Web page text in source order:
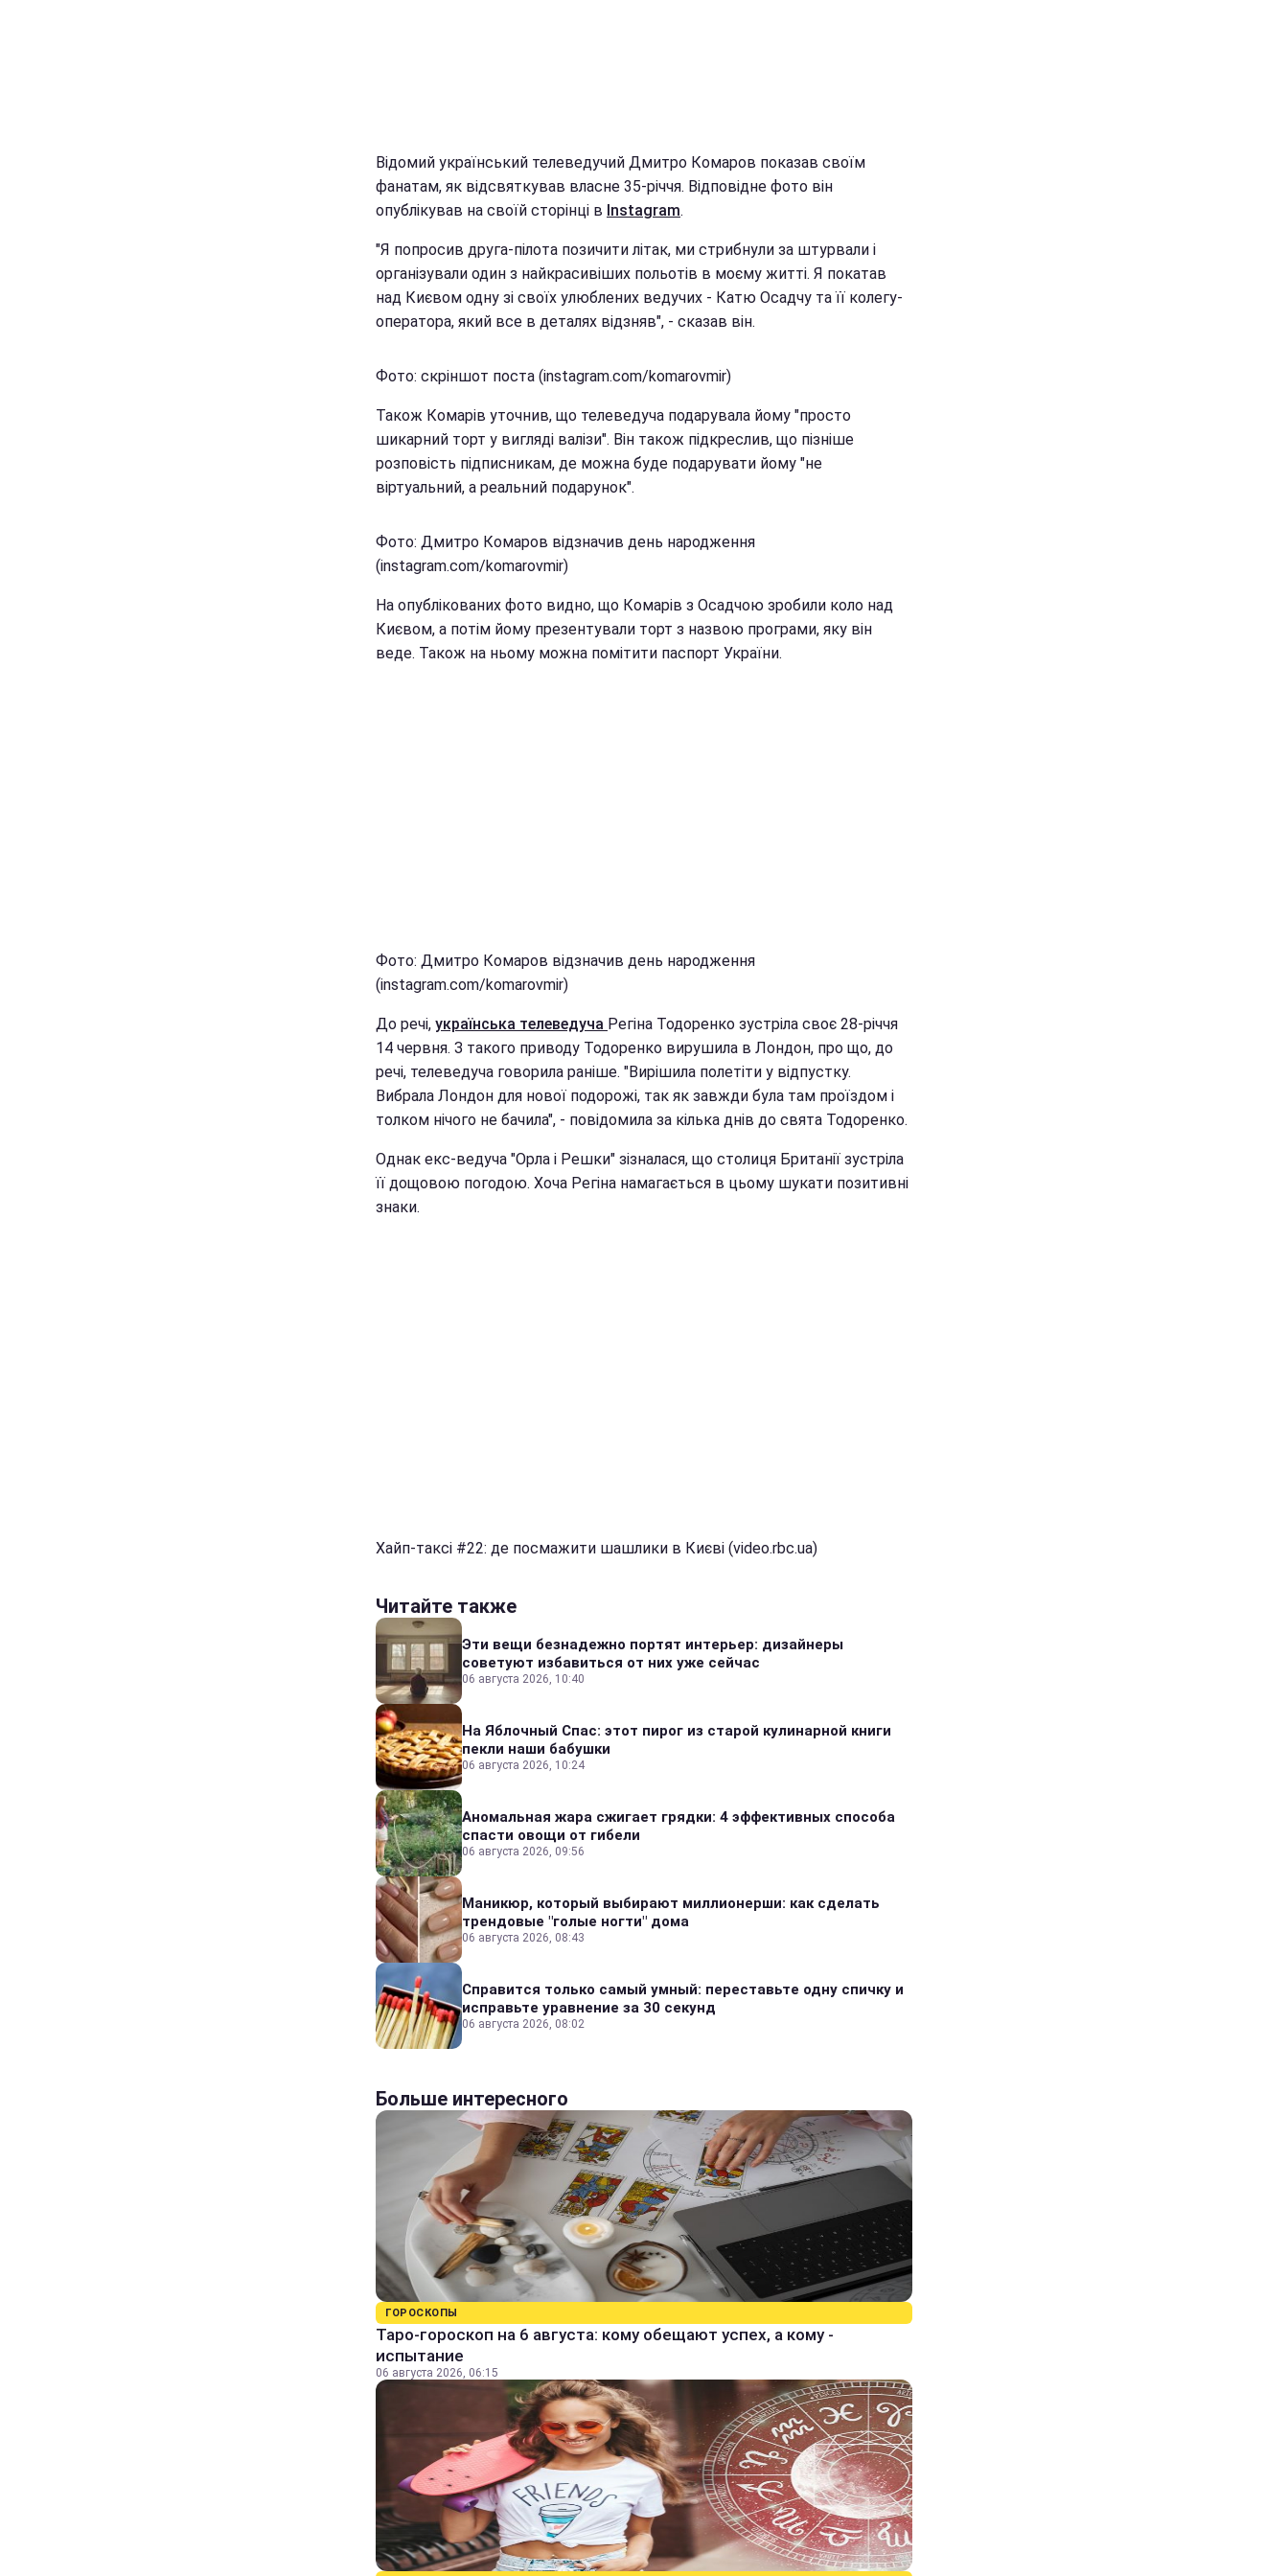
Відомий український телеведучий Дмитро Комаров показав своїм
фанатам, як відсвяткував власне 35-річчя. Відповідне фото він
опублікував на своїй сторінці в Instagram.
"Я попросив друга-пілота позичити літак, ми стрибнули за штурвали і
організували один з найкрасивіших польотів в моєму житті. Я покатав
над Києвом одну зі своїх улюблених ведучих - Катю Осадчу та її колегу-
оператора, який все в деталях відзняв", - сказав він.
Фото: скріншот поста (instagram.com/komarovmir)
Також Комарів уточнив, що телеведуча подарувала йому "просто
шикарний торт у вигляді валізи". Він також підкреслив, що пізніше
розповість підписникам, де можна буде подарувати йому "не
віртуальний, а реальний подарунок".
Фото: Дмитро Комаров відзначив день народження
(instagram.com/komarovmir)
На опублікованих фото видно, що Комарів з Осадчою зробили коло над
Києвом, а потім йому презентували торт з назвою програми, яку він
веде. Також на ньому можна помітити паспорт України.
Фото: Дмитро Комаров відзначив день народження
(instagram.com/komarovmir)
До речі, українська телеведуча Регіна Тодоренко зустріла своє 28-річчя
14 червня. З такого приводу Тодоренко вирушила в Лондон, про що, до
речі, телеведуча говорила раніше. "Вирішила полетіти у відпустку.
Вибрала Лондон для нової подорожі, так як завжди була там проїздом і
толком нічого не бачила", - повідомила за кілька днів до свята Тодоренко.
Однак екс-ведуча "Орла і Решки" зізналася, що столиця Британії зустріла
її дощовою погодою. Хоча Регіна намагається в цьому шукати позитивні
знаки.
Хайп-таксі #22: де посмажити шашлики в Києві (video.rbc.ua)
Читайте также
Эти вещи безнадежно портят интерьер: дизайнеры
советуют избавиться от них уже сейчас
06 августа 2026, 10:40
На Яблочный Спас: этот пирог из старой кулинарной книги
пекли наши бабушки
06 августа 2026, 10:24
Аномальная жара сжигает грядки: 4 эффективных способа
спасти овощи от гибели
06 августа 2026, 09:56
Маникюр, который выбирают миллионерши: как сделать
трендовые "голые ногти" дома
06 августа 2026, 08:43
Справится только самый умный: переставьте одну спичку и
исправьте уравнение за 30 секунд
06 августа 2026, 08:02
Больше интересного
ГОРОСКОПЫ
Таро-гороскоп на 6 августа: кому обещают успех, а кому -
испытание
06 августа 2026, 06:15